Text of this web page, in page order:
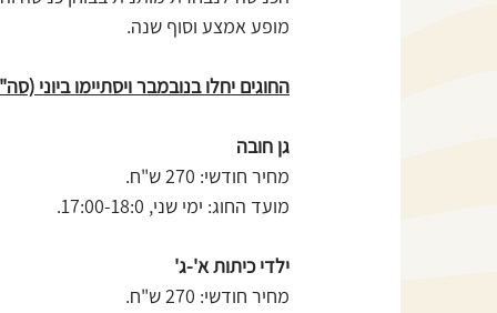
מופע אמצע וסוף שנה.
החוגים יחלו בנובמבר ויסתיימו ביוני (סה"כ 8
גן חובה
מחיר חודשי: 270 ש"ח.
מועד החוג: ימי שני, 17:00-18:0.
ילדי כיתות א'-ג'
מחיר חודשי: 270 ש"ח.